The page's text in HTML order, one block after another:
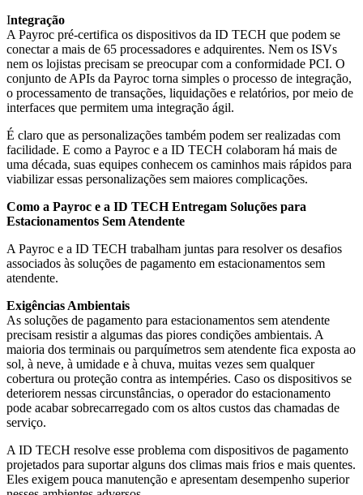
Integração
A Payroc pré-certifica os dispositivos da ID TECH que podem se
conectar a mais de 65 processadores e adquirentes. Nem os ISVs
nem os lojistas precisam se preocupar com a conformidade PCI. O
conjunto de APIs da Payroc torna simples o processo de integração,
o processamento de transações, liquidações e relatórios, por meio de
interfaces que permitem uma integração ágil.
É claro que as personalizações também podem ser realizadas com
facilidade. E como a Payroc e a ID TECH colaboram há mais de
uma década, suas equipes conhecem os caminhos mais rápidos para
viabilizar essas personalizações sem maiores complicações.
Como a Payroc e a ID TECH Entregam Soluções para
Estacionamentos Sem Atendente
A Payroc e a ID TECH trabalham juntas para resolver os desafios
associados às soluções de pagamento em estacionamentos sem
atendente.
Exigências Ambientais
As soluções de pagamento para estacionamentos sem atendente
precisam resistir a algumas das piores condições ambientais. A
maioria dos terminais ou parquímetros sem atendente fica exposta ao
sol, à neve, à umidade e à chuva, muitas vezes sem qualquer
cobertura ou proteção contra as intempéries. Caso os dispositivos se
deteriorem nessas circunstâncias, o operador do estacionamento
pode acabar sobrecarregado com os altos custos das chamadas de
serviço.
A ID TECH resolve esse problema com dispositivos de pagamento
projetados para suportar alguns dos climas mais frios e mais quentes.
Eles exigem pouca manutenção e apresentam desempenho superior